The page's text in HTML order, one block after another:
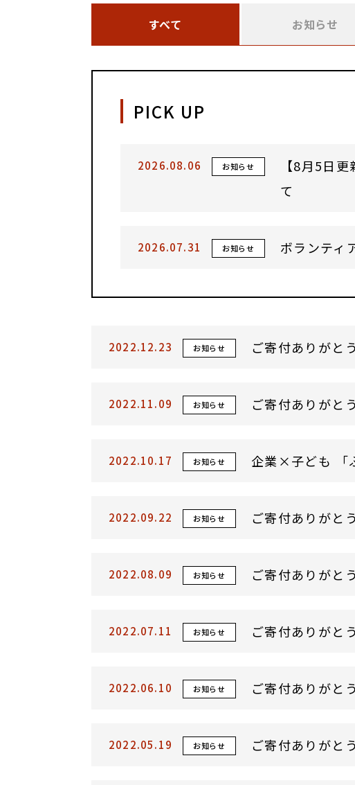
すべて お知らせ
PICK UP
2026.08.06 お知らせ
【8月5日
て
2026.07.31 お知らせ ボランティ
2022.12.23 お知らせ ご寄付ありがと
2022.11.09 お知らせ ご寄付ありがと
2022.10.17 お知らせ 企業×子ども 「
2022.09.22 お知らせ ご寄付ありがと
2022.08.09 お知らせ ご寄付ありがと
2022.07.11 お知らせ ご寄付ありがと
2022.06.10 お知らせ ご寄付ありがと
2022.05.19 お知らせ ご寄付ありがと